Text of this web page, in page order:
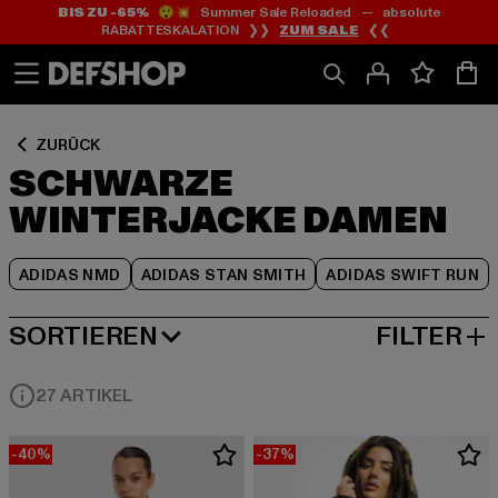
Zum
Inhalt
springen
Zum
Fußzeile
springen
BIS ZU -65%😲💥 Summer Sale Reloaded — absolute
RABATTESKALATION ❯❯ ZUM SALE ❮❮
ZURÜCK
SCHWARZE
WINTERJACKE DAMEN
ADIDAS NMD ADIDAS STAN SMITH ADIDAS SWIFT RUN
Zum
Produktraster
springen
SORTIEREN
BELIEBTESTE FILTER
27 ARTIKEL
-40% -37%